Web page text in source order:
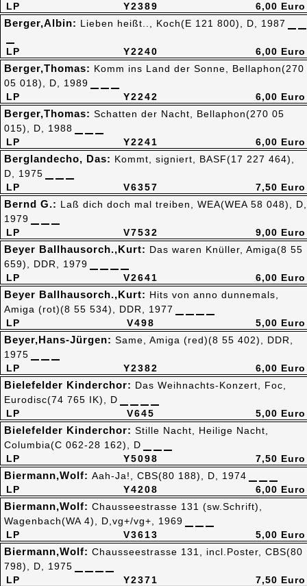
Y2389
LP 6,00 Euro
Y2240
LP
Berger,Albin: Lieben heißt.., Koch(E 121 800), D, 1987
6,00 Euro
Y2242
LP
Berger,Thomas: Komm ins Land der Sonne, Bellaphon(270
05 018), D, 1989
6,00 Euro
Y2241
LP
Berger,Thomas: Schatten der Nacht, Bellaphon(270 05
015), D, 1988
6,00 Euro
V6357
LP
Berglandecho, Das: Kommt, signiert, BASF(17 227 464),
D, 1975
7,50 Euro
V7532
LP
Bernd G.: Laß dich doch mal treiben, WEA(WEA 58 048), D,
1979
9,00 Euro
V2641
LP
Beyer Ballhausorch.,Kurt: Das waren Knüller, Amiga(8 55
659), DDR, 1979
6,00 Euro
V498
LP
Beyer Ballhausorch.,Kurt: Hits von anno dunnemals,
Amiga (rot)(8 55 534), DDR, 1977
5,00 Euro
Y2382
LP
Beyer,Hans-Jürgen: Same, Amiga (red)(8 55 402), DDR,
1975
6,00 Euro
V645
LP
Bielefelder Kinderchor: Das Weihnachts-Konzert, Foc,
Eurodisc(74 765 IK), D
5,00 Euro
Y5098
LP
Bielefelder Kinderchor: Stille Nacht, Heilige Nacht,
Columbia(C 062-28 162), D
7,50 Euro
Y4208
LP
Biermann,Wolf: Aah-Ja!, CBS(80 188), D, 1974
6,00 Euro
V3613
LP
Biermann,Wolf: Chausseestrasse 131 (sw.Schrift),
Wagenbach(WA 4), D,vg+/vg+, 1969
5,00 Euro
Y2371
LP
Biermann,Wolf: Chausseestrasse 131, incl.Poster, CBS(80
798), D, 1975
7,50 Euro